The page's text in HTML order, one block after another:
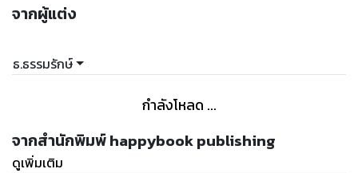
จากผู้แต่ง
ธ.ธรรมรักษ์
กำลังโหลด ...
จากสำนักพิมพ์ happybook publishing
ดูเพิ่มเติม